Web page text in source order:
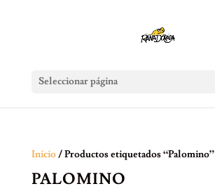
Seleccionar página
Inicio/ Productos etiquetados “Palomino”
PALOMINO